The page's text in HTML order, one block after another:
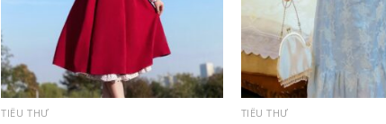
TIỂU THƯ TIỂU THƯ